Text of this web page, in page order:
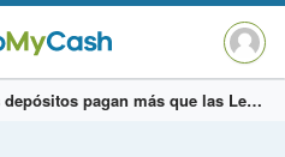
Los depósitos pagan más que las Letras del Tesoro, ¿Cuánto puedes ganar?